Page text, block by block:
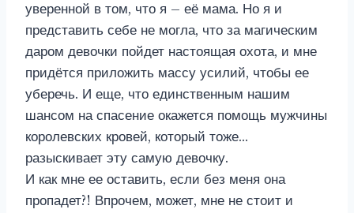
уверенной в том, что я – её мама. Но я и
представить себе не могла, что за магическим
даром девочки пойдет настоящая охота, и мне
придётся приложить массу усилий, чтобы ее
уберечь. И еще, что единственным нашим
шансом на спасение окажется помощь мужчины
королевских кровей, который тоже…
разыскивает эту самую девочку.
И как мне ее оставить, если без меня она
пропадет?! Впрочем, может, мне не стоит и